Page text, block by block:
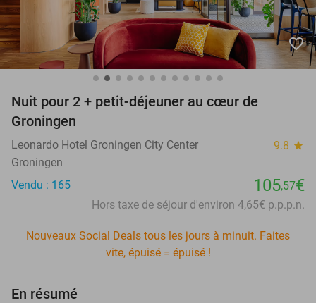
favorite_border
Nuit pour 2 + petit-déjeuner au cœur de
Groningen
Leonardo Hotel Groningen City Center 9.8 star
Groningen
Vendu : 165
105,57€
Hors taxe de séjour d'environ 4,65€ p.p.p.n.
Nouveaux Social Deals tous les jours à minuit. Faites
vite, épuisé = épuisé !
En résumé